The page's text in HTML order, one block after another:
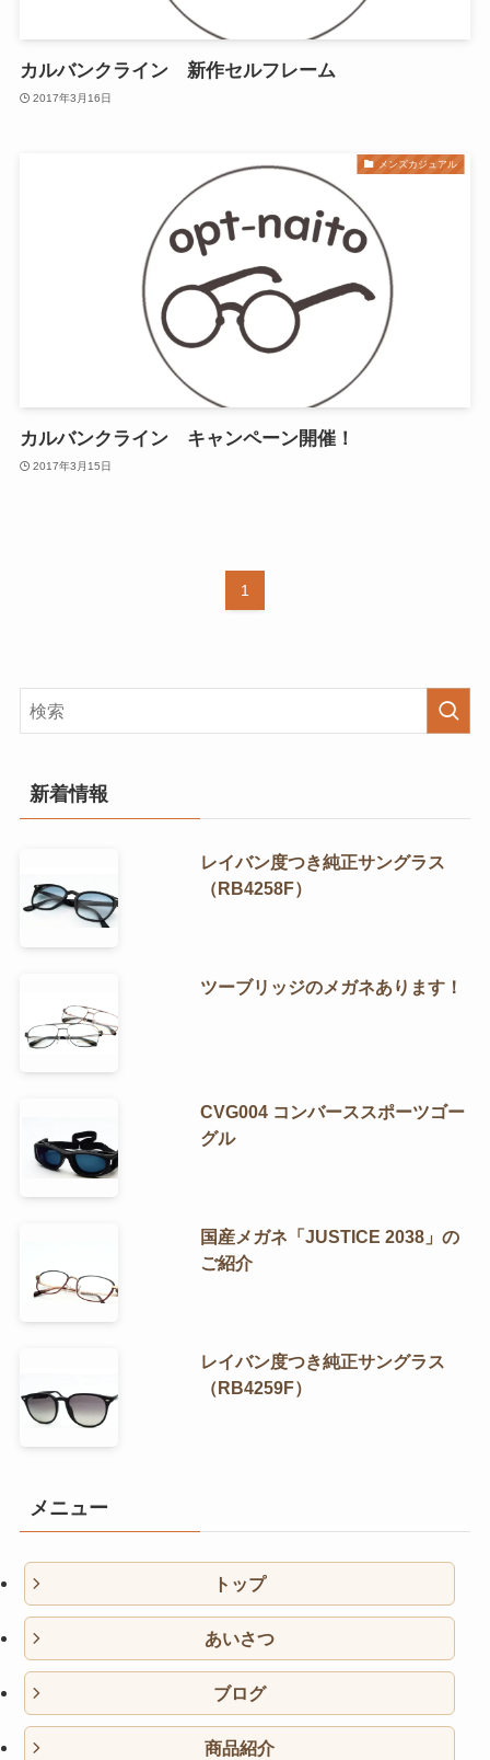
カルバンクライン 新作セルフレーム
2017年3月16日
メンズカジュアル
カルバンクライン キャンペーン開催！
2017年3月15日
1
新着情報
レイバン度つき純正サングラス
（RB4258F）
ツーブリッジのメガネあります！
CVG004 コンバーススポーツゴー
グル
国産メガネ「JUSTICE 2038」の
ご紹介
レイバン度つき純正サングラス
（RB4259F）
メニュー
トップ
あいさつ
ブログ
商品紹介